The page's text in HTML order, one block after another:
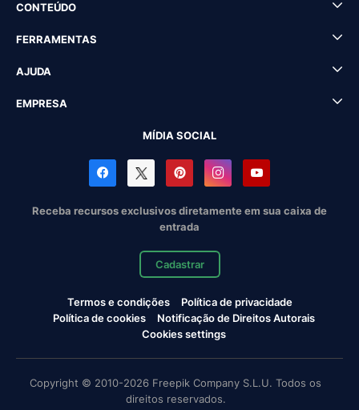
CONTEÚDO
FERRAMENTAS
AJUDA
EMPRESA
MÍDIA SOCIAL
Receba recursos exclusivos diretamente em sua caixa de
entrada
Cadastrar
Termos e condições
Política de privacidade
Política de cookies
Notificação de Direitos Autorais
Cookies settings
Copyright © 2010-2026 Freepik Company S.L.U. Todos os
direitos reservados.